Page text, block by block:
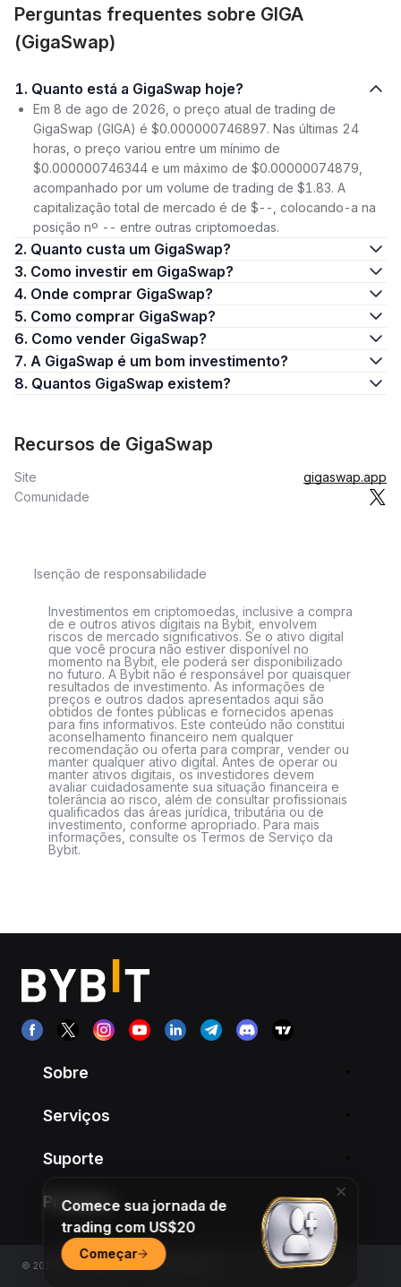
Perguntas frequentes sobre GIGA
(GigaSwap)
1. Quanto está a GigaSwap hoje?
Em 8 de ago de 2026, o preço atual de trading de
GigaSwap (GIGA) é $0.000000746897. Nas últimas 24
horas, o preço variou entre um mínimo de
$0.000000746344 e um máximo de $0.00000074879,
acompanhado por um volume de trading de $1.83. A
capitalização total de mercado é de $--, colocando-a na
posição nº -- entre outras criptomoedas.
2. Quanto custa um GigaSwap?
3. Como investir em GigaSwap?
4. Onde comprar GigaSwap?
5. Como comprar GigaSwap?
6. Como vender GigaSwap?
7. A GigaSwap é um bom investimento?
8. Quantos GigaSwap existem?
Recursos de GigaSwap
Site
gigaswap.app
Comunidade
Isenção de responsabilidade
Investimentos em criptomoedas, inclusive a compra
de e outros ativos digitais na Bybit, envolvem
riscos de mercado significativos. Se o ativo digital
que você procura não estiver disponível no
momento na Bybit, ele poderá ser disponibilizado
no futuro. A Bybit não é responsável por quaisquer
resultados de investimento. As informações de
preços e outros dados apresentados aqui são
obtidos de fontes públicas e fornecidos apenas
para fins informativos. Este conteúdo não constitui
aconselhamento financeiro nem qualquer
recomendação ou oferta para comprar, vender ou
manter qualquer ativo digital. Antes de operar ou
manter ativos digitais, os investidores devem
avaliar cuidadosamente sua situação financeira e
tolerância ao risco, além de consultar profissionais
qualificados das áreas jurídica, tributária ou de
investimento, conforme apropriado. Para mais
informações, consulte os Termos de Serviço da
Bybit.
Sobre
Serviços
Suporte
Produtos
© 2018-2026 Bybit.com. All rights reserved.
Comece sua jornada de
trading com US$20
Começar